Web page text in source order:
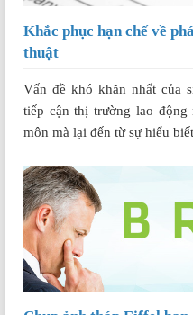
Khắc phục hạn chế về
thuật
Vấn đề khó khăn nhất của
tiếp cận thị trường lao động
môn mà lại đến từ sự hiểu